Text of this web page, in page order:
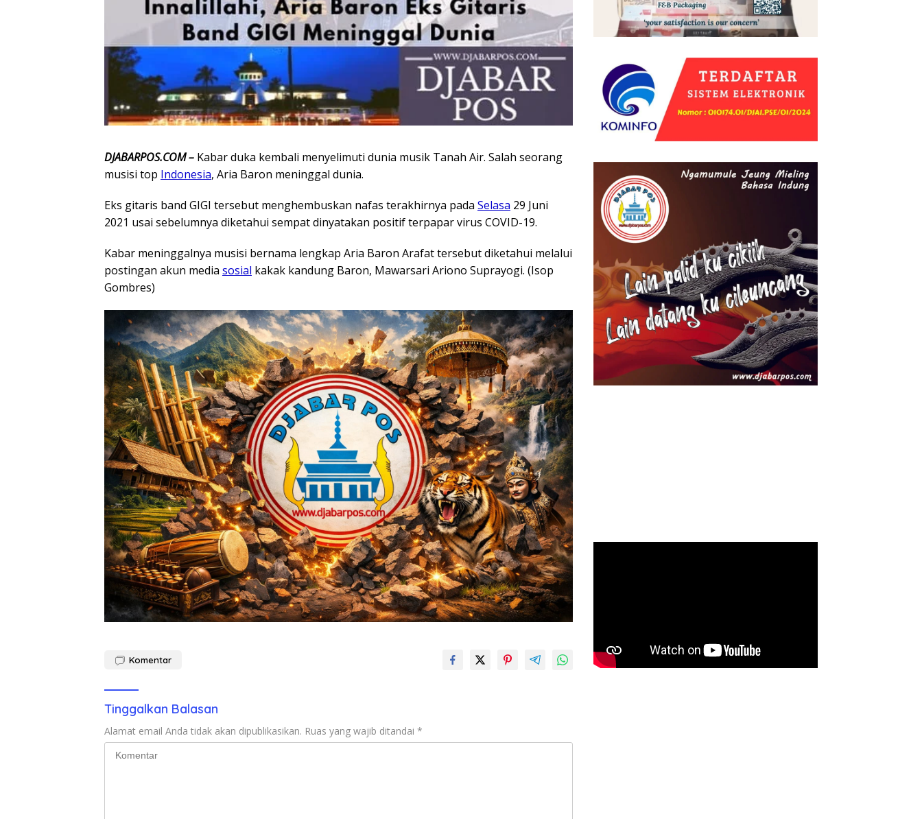
DJABARPOS.COM – Kabar duka kembali menyelimuti dunia musik Tanah Air. Salah seorang
musisi top Indonesia, Aria Baron meninggal dunia.
Eks gitaris band GIGI tersebut menghembuskan nafas terakhirnya pada Selasa 29 Juni
2021 usai sebelumnya diketahui sempat dinyatakan positif terpapar virus COVID-19.
Kabar meninggalnya musisi bernama lengkap Aria Baron Arafat tersebut diketahui melalui
postingan akun media sosial kakak kandung Baron, Mawarsari Ariono Suprayogi. (Isop
Gombres)
Komentar
Tinggalkan Balasan
Alamat email Anda tidak akan dipublikasikan. Ruas yang wajib ditandai *